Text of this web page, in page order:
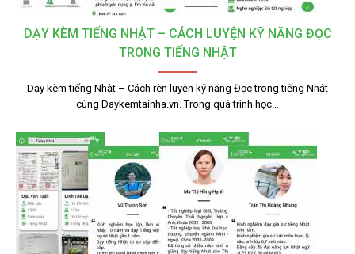
DẠY KÈM TIẾNG NHẬT – CÁCH LUYỆN KỸ NĂNG ĐỌC
TRONG TIẾNG NHẬT
Dạy kèm tiếng Nhật – Cách rèn luyện kỹ năng Đọc trong tiếng Nhật
cùng Daykemtainha.vn. Trong quá trình học…